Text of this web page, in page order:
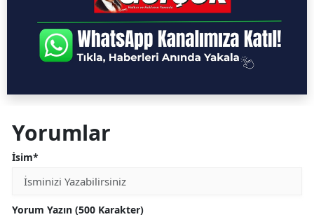
Yorumlar
İsim*
Yorum Yazın (500 Karakter)